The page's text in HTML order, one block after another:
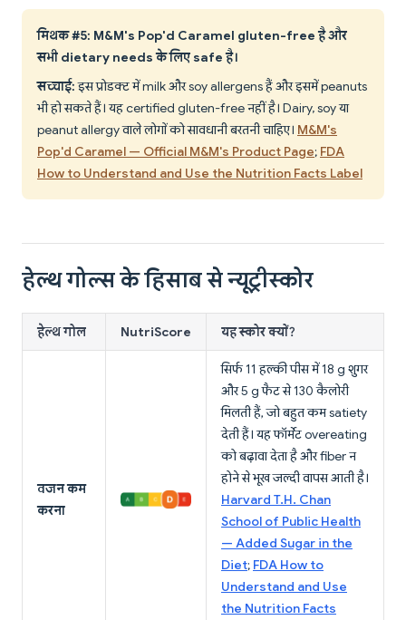
मिथक #5: M&M's Pop'd Caramel gluten-free है और
सभी dietary needs के लिए safe है।
सच्चाई:इस प्रोडक्ट में milk और soy allergens हैं और इसमें peanuts
भी हो सकते हैं। यह certified gluten-free नहीं है। Dairy, soy या
peanut allergy वाले लोगों को सावधानी बरतनी चाहिए। M&M's
Pop'd Caramel — Official M&M's Product Page; FDA
How to Understand and Use the Nutrition Facts Label
हेल्थ गोल्स के हिसाब से न्यूट्रीस्कोर
हेल्थ गोल NutriScore यह स्कोर क्यों?
वजन कम
करना
सिर्फ 11 हल्की पीस में 18 g शुगर
और 5 g फैट से 130 कैलोरी
मिलती हैं, जो बहुत कम satiety
देती हैं। यह फॉर्मेट overeating
को बढ़ावा देता है और fiber न
होने से भूख जल्दी वापस आती है।
Harvard T.H. Chan
School of Public Health
— Added Sugar in the
Diet; FDA How to
Understand and Use
the Nutrition Facts